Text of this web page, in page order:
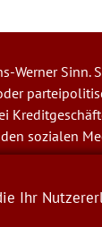
Werner Sinn.
sozialen
Ihr